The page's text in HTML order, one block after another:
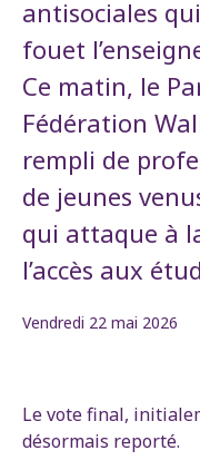
antisociales
fouet
Ce matin, le
Fédération
rempli de
de jeunes
qui attaque à
l’accès aux
Vendredi 22 mai 2026
Le vote final,
désormais reporté.